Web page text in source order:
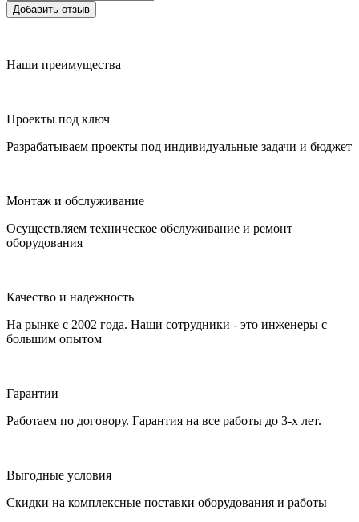
Добавить отзыв
Наши преимущества
Проекты под ключ
Разрабатываем проекты под индивидуальные задачи и бюджет
Монтаж и обслуживание
Осуществляем техническое обслуживание и ремонт
оборудования
Качество и надежность
На рынке с 2002 года. Наши сотрудники - это инженеры с
большим опытом
Гарантии
Работаем по договору. Гарантия на все работы до 3-х лет.
Выгодные условия
Скидки на комплексные поставки оборудования и работы